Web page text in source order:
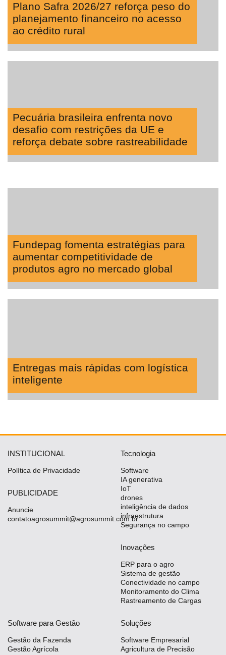
Plano Safra 2026/27 reforça peso do
planejamento financeiro no acesso
ao crédito rural
Pecuária brasileira enfrenta novo
desafio com restrições da UE e
reforça debate sobre rastreabilidade
Fundepag fomenta estratégias para
aumentar competitividade de
produtos agro no mercado global
Entregas mais rápidas com logística
inteligente
INSTITUCIONAL
Política de Privacidade
PUBLICIDADE
Anuncie
contatoagrosummit@agrosummit.com.br
Tecnologia
Software
IA generativa
IoT
drones
inteligência de dados
infraestrutura
Segurança no campo
Inovações
ERP para o agro
Sistema de gestão
Conectividade no campo
Monitoramento do Clima
Rastreamento de Cargas
Software para Gestão
Gestão da Fazenda
Gestão Agrícola
Soluções
Software Empresarial
Agricultura de Precisão